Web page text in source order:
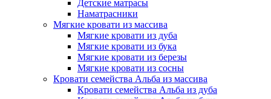
Детские матрасы
Наматрасники
Мягкие кровати из массива
Мягкие кровати из дуба
Мягкие кровати из бука
Мягкие кровати из березы
Мягкие кровати из сосны
Кровати семейства Альба из массива
Кровати семейства Альба из дуба